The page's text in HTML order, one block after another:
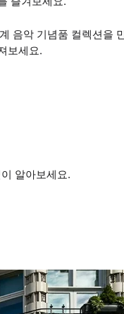
음악 기념품 컬렉션을
보세요.
알아보세요.